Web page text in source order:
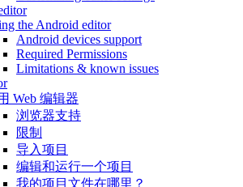
the Android editor
Android devices support
Required Permissions
Limitations & known issues
Web 编辑器
浏览器支持
限制
导入项目
编辑和运行一个项目
我的项目文件在哪里？